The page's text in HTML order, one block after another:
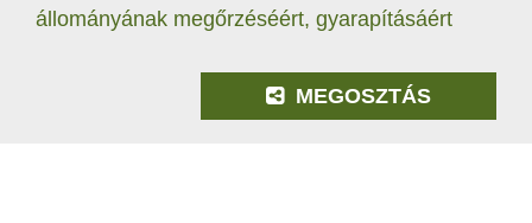
ÁRAK, NYITVATARTÁS
állományának megőrzéséért, gyarapításáért
MEGOSZTÁS